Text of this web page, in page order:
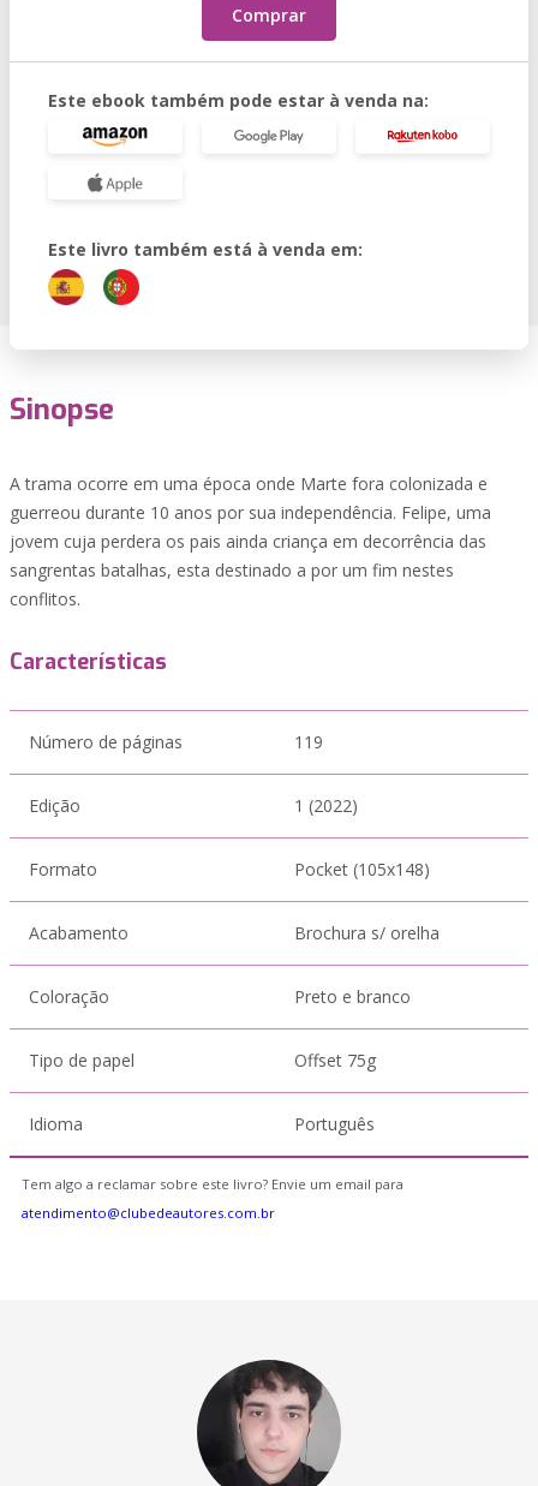
Comprar
Este ebook também pode estar à venda na:
Este livro também está à venda em:
Sinopse
A trama ocorre em uma época onde Marte fora colonizada e
guerreou durante 10 anos por sua independência. Felipe, uma
jovem cuja perdera os pais ainda criança em decorrência das
sangrentas batalhas, esta destinado a por um fim nestes
conflitos.
Características
Número de páginas 119
Edição 1 (2022)
Formato Pocket (105x148)
Acabamento Brochura s/ orelha
Coloração Preto e branco
Tipo de papel Offset 75g
Idioma Português
Tem algo a reclamar sobre este livro? Envie um email para
atendimento@clubedeautores.com.br